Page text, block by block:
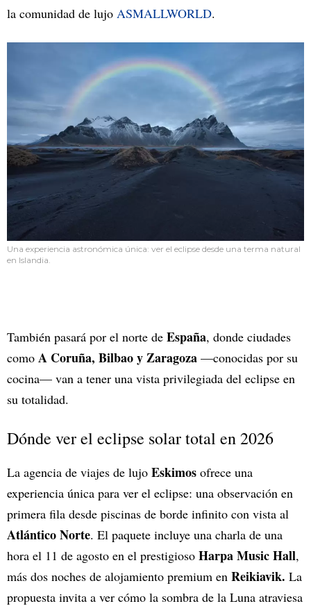
la comunidad de lujo ASMALLWORLD.
Una experiencia astronómica única: ver el eclipse desde una terma natural
en Islandia.
También pasará por el norte de España, donde ciudades
como A Coruña, Bilbao y Zaragoza —conocidas por su
cocina— van a tener una vista privilegiada del eclipse en
su totalidad.
Dónde ver el eclipse solar total en 2026
La agencia de viajes de lujo Eskimos ofrece una
experiencia única para ver el eclipse: una observación en
primera fila desde piscinas de borde infinito con vista al
Atlántico Norte. El paquete incluye una charla de una
hora el 11 de agosto en el prestigioso Harpa Music Hall,
más dos noches de alojamiento premium en Reikiavik. La
propuesta invita a ver cómo la sombra de la Luna atraviesa